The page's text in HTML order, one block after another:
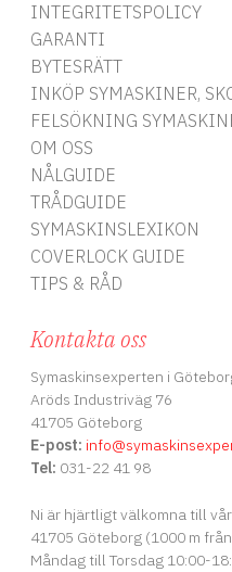
INTEGRITETSPOLICY
GARANTI
BYTESRÄTT
INKÖP SYMASKINER,
FELSÖKNING
OM OSS
NÅLGUIDE
TRÅDGUIDE
SYMASKINSLEXIKON
COVERLOCK GUIDE
TIPS & RÅD
Kontakta oss
Symaskinsexperten i
Aröds Industriväg 76
41705 Göteborg
E-post: info
Tel: 031-22 41 98
Ni är hjärtligt välkomna till
41705 Göteborg (1000 m
Måndag till Torsdag 10:00-